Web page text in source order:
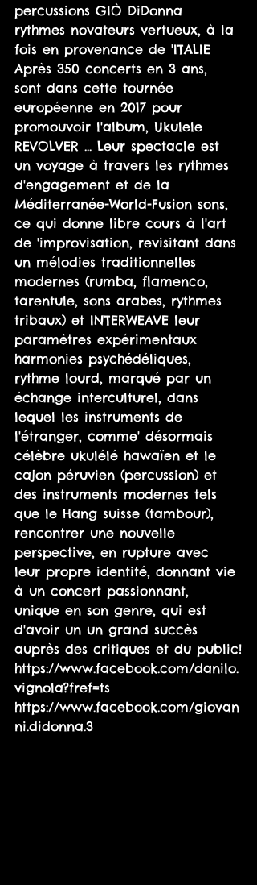
percussions GIÒ DiDonna
rythmes novateurs vertueux, à la
fois en provenance de 'ITALIE
Après 350 concerts en 3 ans,
sont dans cette tournée
européenne en 2017 pour
promouvoir l'album, Ukulele
REVOLVER ... Leur spectacle est
un voyage à travers les rythmes
d'engagement et de la
Méditerranée-World-Fusion sons,
ce qui donne libre cours à l'art
de 'improvisation, revisitant dans
un mélodies traditionnelles
modernes (rumba, flamenco,
tarentule, sons arabes, rythmes
tribaux) et INTERWEAVE leur
paramètres expérimentaux
harmonies psychédéliques,
rythme lourd, marqué par un
échange interculturel, dans
lequel les instruments de
l'étranger, comme' désormais
célèbre ukulélé hawaïen et le
cajon péruvien (percussion) et
des instruments modernes tels
que le Hang suisse (tambour),
rencontrer une nouvelle
perspective, en rupture avec
leur propre identité, donnant vie
à un concert passionnant,
unique en son genre, qui est
d'avoir un un grand succès
auprès des critiques et du public!
https://www.facebook.com/danilo.
vignola?fref=ts
https://www.facebook.com/giovan
ni.didonna.3